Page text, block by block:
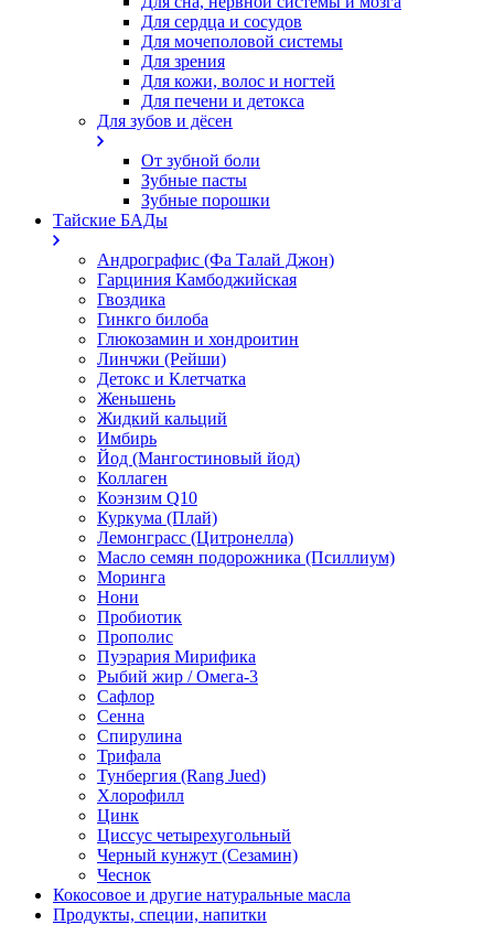
Для сердца и сосудов
Для мочеполовой системы
Для зрения
Для кожи, волос и ногтей
Для печени и детокса
Для зубов и дёсен
От зубной боли
Зубные пасты
Зубные порошки
Тайские БАДы
Андрографис (Фа Талай Джон)
Гарциния Камбоджийская
Гвоздика
Гинкго билоба
Глюкозамин и хондроитин
Линчжи (Рейши)
Детокс и Клетчатка
Женьшень
Жидкий кальций
Имбирь
Йод (Мангостиновый йод)
Коллаген
Коэнзим Q10
Куркума (Плай)
Лемонграсс (Цитронелла)
Масло семян подорожника (Псиллиум)
Моринга
Нони
Пробиотик
Прополис
Пуэрария Мирифика
Рыбий жир / Омега-3
Сафлор
Сенна
Спирулина
Трифала
Тунбергия (Rang Jued)
Хлорофилл
Цинк
Циссус четырехугольный
Черный кунжут (Сезамин)
Чеснок
Кокосовое и другие натуральные масла
Продукты, специи, напитки